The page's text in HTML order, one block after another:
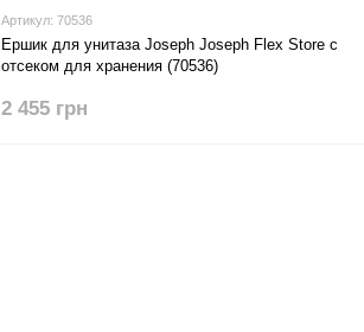
Артикул: 70536
Ершик для унитаза Joseph Joseph Flex Store c
отсеком для хранения (70536)
2 455 грн